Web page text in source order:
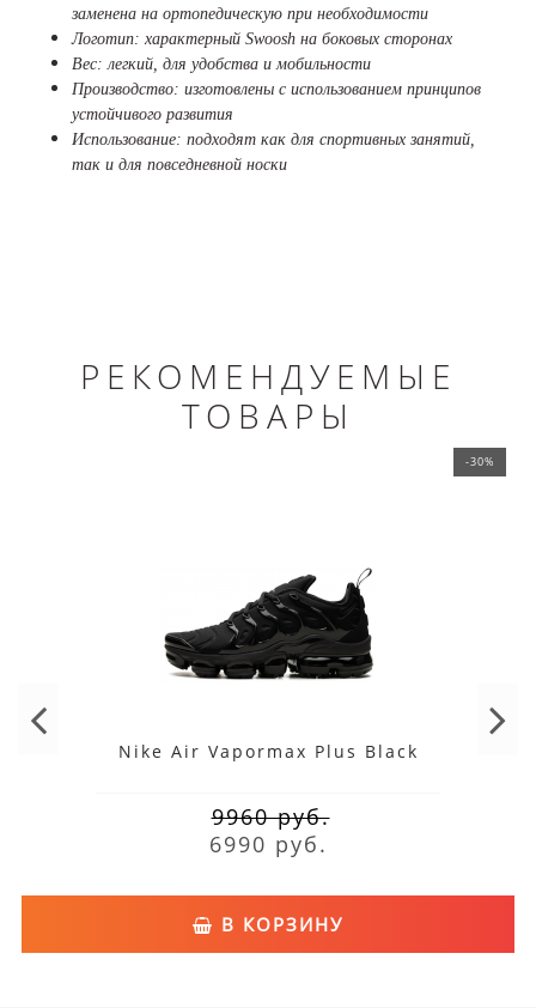
заменена на ортопедическую при необходимости
Логотип: характерный Swoosh на боковых сторонах
Вес: легкий, для удобства и мобильности
Производство: изготовлены с использованием принципов
устойчивого развития
Использование: подходят как для спортивных занятий,
так и для повседневной носки
РЕКОМЕНДУЕМЫЕ
ТОВАРЫ
-30%
Nike Air Vapormax Plus Black
9960 руб.
6990 руб.
В КОРЗИНУ